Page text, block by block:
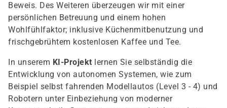
Beweis. Des Weiteren überzeugen wir mit einer
persönlichen Betreuung und einem hohen
Wohlfühlfaktor; inklusive Küchenmitbenutzung und
frischgebrühtem kostenlosen Kaffee und Tee.
In unserem KI-Projekt lernen Sie selbständig die
Entwicklung von autonomen Systemen, wie zum
Beispiel selbst fahrenden Modellautos (Level 3 - 4) und
Robotern unter Einbeziehung von moderner